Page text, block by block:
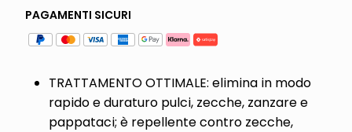
PAGAMENTI SICURI
TRATTAMENTO OTTIMALE: elimina in modo
rapido e duraturo pulci, zecche, zanzare e
pappataci; è repellente contro zecche,